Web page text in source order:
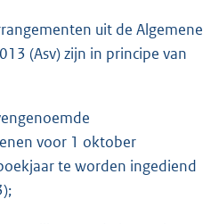
uit de Algemene
(Asv) zijn in principe van
voor 1 oktober
te worden ingediend